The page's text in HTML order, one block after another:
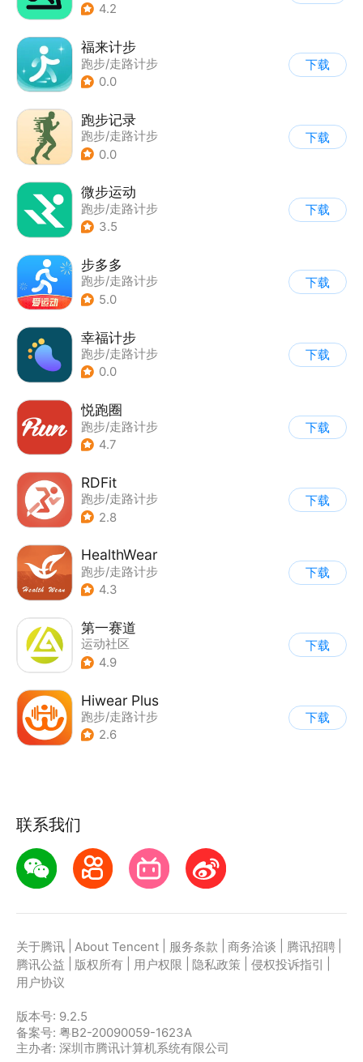
4.2
福来计步
跑步/走路计步
0.0
下载
跑步记录
跑步/走路计步
0.0
下载
微步运动
跑步/走路计步
3.5
下载
步多多
跑步/走路计步
5.0
下载
幸福计步
跑步/走路计步
0.0
下载
悦跑圈
跑步/走路计步
4.7
下载
RDFit
跑步/走路计步
| 智能穿戴设备
2.8
下载
HealthWear
跑步/走路计步
4.3
下载
第一赛道
运动社区
| 跑步/走路计步
4.9
下载
Hiwear Plus
跑步/走路计步
2.6
下载
联系我们
关于腾讯 About Tencent 服务条款 商务洽谈 腾讯招聘
腾讯公益
版权所有 用户权限 隐私政策 侵权投诉指引
用户协议
版本号: 9.2.5
备案号: 粤B2-20090059-1623A
主办者: 深圳市腾讯计算机系统有限公司